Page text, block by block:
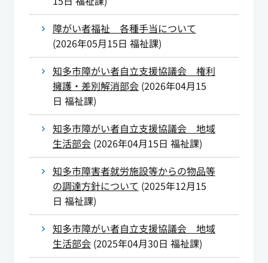
障がい者福祉 各種手当について
(2026年05月15日 福祉課)
知多市障がい者自立支援協議会 権利
擁護・差別解消部会(2026年04月15
日 福祉課)
知多市障がい者自立支援協議会 地域
生活部会(2026年04月15日 福祉課)
知多市障害者就労施設等からの物品等
の調達方針について (2025年12月15
日 福祉課)
知多市障がい者自立支援協議会 地域
生活部会(2025年04月30日 福祉課)